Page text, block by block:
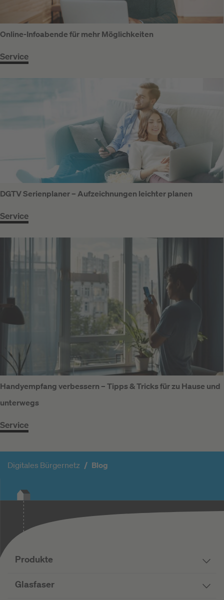
Online-Infoabende für mehr Möglichkeiten
Service
DGTV Serienplaner – Aufzeichnungen leichter planen
Service
Handyempfang verbessern – Tipps & Tricks für zu Hause und
unterwegs
Service
Digitales Bürgernetz Blog
Produkte
Glasfaser